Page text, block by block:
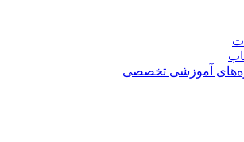
آموزشی تخصصی